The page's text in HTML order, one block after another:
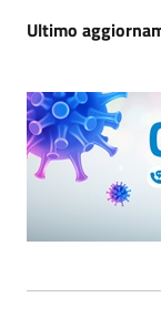
Ultimo